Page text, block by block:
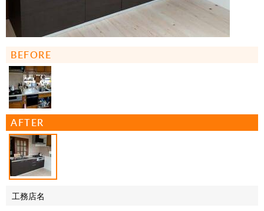
BEFORE
AFTER
工務店名